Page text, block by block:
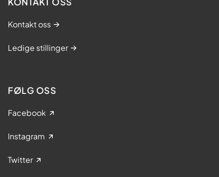
Kontakt oss
Ledige stillinger
FØLG OSS
Facebook
Instagram
Twitter